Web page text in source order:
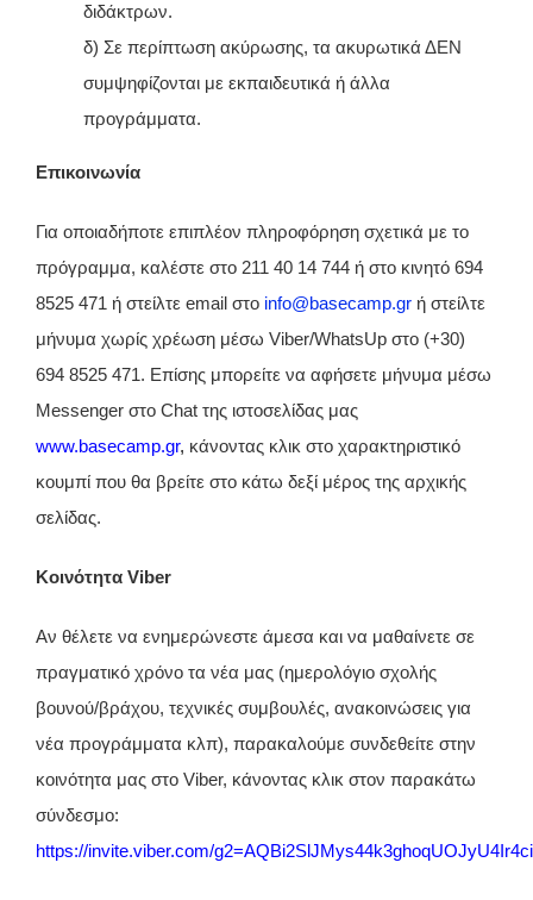
διδάκτρων.
δ) Σε περίπτωση ακύρωσης, τα ακυρωτικά ΔΕΝ
συμψηφίζονται με εκπαιδευτικά ή άλλα
προγράμματα.
Επικοινωνία
Για οποιαδήποτε επιπλέον πληροφόρηση σχετικά με το
πρόγραμμα, καλέστε στο 211 40 14 744 ή στο κινητό 694
8525 471 ή στείλτε email στο info@basecamp.gr ή στείλτε
μήνυμα χωρίς χρέωση μέσω Viber/WhatsUp στο (+30)
694 8525 471. Επίσης μπορείτε να αφήσετε μήνυμα μέσω
Messenger στο Chat της ιστοσελίδας μας
www.basecamp.gr, κάνοντας κλικ στο χαρακτηριστικό
κουμπί που θα βρείτε στο κάτω δεξί μέρος της αρχικής
σελίδας.
Κοινότητα Viber
Αν θέλετε να ενημερώνεστε άμεσα και να μαθαίνετε σε
πραγματικό χρόνο τα νέα μας (ημερολόγιο σχολής
βουνού/βράχου, τεχνικές συμβουλές, ανακοινώσεις για
νέα προγράμματα κλπ), παρακαλούμε συνδεθείτε στην
κοινότητα ⁨μας στο Viber, κάνοντας κλικ στον παρακάτω
σύνδεσμο:
https://invite.viber.com/